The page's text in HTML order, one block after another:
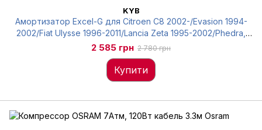
KYB
Амортизатор Excel-G для Citroen C8 2002-/Evasion 1994-
2002/Fiat Ulysse 1996-2011/Lancia Zeta 1995-2002/Phedra,
задній, Kayaba, 343321
2 585 грн 2 780 грн
Купити